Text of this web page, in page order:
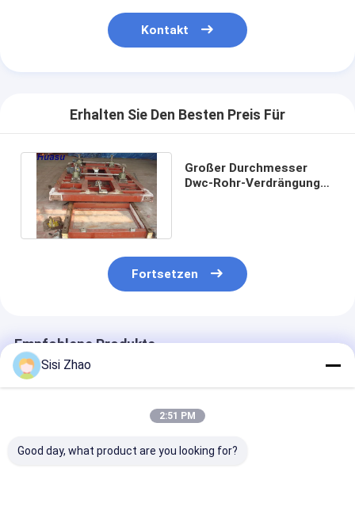
Kontakt
Erhalten Sie Den Besten Preis Für
Großer Durchmesser
Dwc-Rohr-Verdrängungs-
Fortsetzen
Empfohlene Produkte
Sisi Zhao
2:51 PM
Good day, what product are you looking for?